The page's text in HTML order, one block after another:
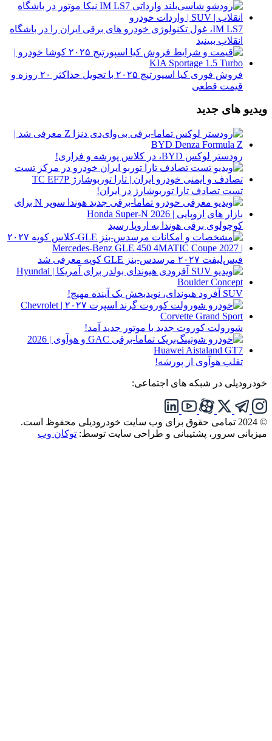
IM LS7، غول تکنولوژی خودرو های برقی ایران را در باشگاه
انقلاب ببینید
فروش فوری کیا اسپورتیج ۲۰۲۵ با تحویل حداکثر ۲۰ روزه و
قیمت قطعی
ویدیو های جدید
رودستر لوکس BYD، در کلاس پورشه و فراری!
تست تصادف تارا توربوشارژ در ایران!
کوچولوی برقی هوندا به اروپا رسید
فیس‌لیفت ۲۰۲۷ مرسدس-بنز GLE کوپه معرفی شد
SUV آفرود هیوندای، نویدبخش یک آینده مهیج!
شورولت کوروت جدید با موتور جدید آمد!
تقلب هوآوی از پورشه!
خودرودیلی در شبکه های اجتماعی:
© 2024 تمامی حقوق برای وب سایت خودرودیلی محفوظ است.
میزبانی سرور، پشتیبانی و طراحی سایت توسط: توکان وب